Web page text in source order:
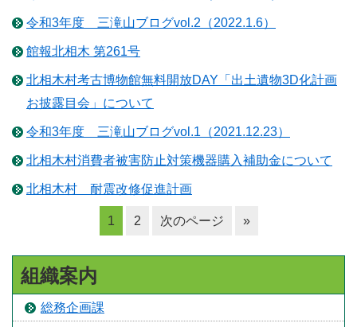
令和3年度 三滝山ブログvol.2（2022.1.6）
館報北相木 第261号
北相木村考古博物館無料開放DAY「出土遺物3D化計画
お披露目会」について
令和3年度 三滝山ブログvol.1（2021.12.23）
北相木村消費者被害防止対策機器購入補助金について
北相木村 耐震改修促進計画
1 2 次のページ »
組織案内
総務企画課